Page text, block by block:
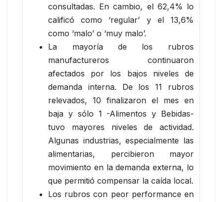
consultadas. En cambio, el 62,4% lo
calificó como ‘regular’ y el 13,6%
como ‘malo’ o ‘muy malo’.
La mayoría de los rubros
manufactureros continuaron
afectados por los bajos niveles de
demanda interna. De los 11 rubros
relevados, 10 finalizaron el mes en
baja y sólo 1 -Alimentos y Bebidas-
tuvo mayores niveles de actividad.
Algunas industrias, especialmente las
alimentarias, percibieron mayor
movimiento en la demanda externa, lo
que permitió compensar la caída local.
Los rubros con peor performance en